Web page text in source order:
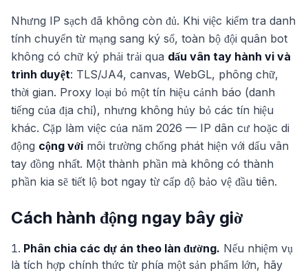
Nhưng IP sạch đã không còn đủ. Khi việc kiểm tra danh
tính chuyển từ mạng sang ký số, toàn bộ đội quân bot
không có chữ ký phải trải qua dấu vân tay hành vi và
trình duyệt: TLS/JA4, canvas, WebGL, phông chữ,
thời gian. Proxy loại bỏ một tín hiệu cảnh báo (danh
tiếng của địa chỉ), nhưng không hủy bỏ các tín hiệu
khác. Cặp làm việc của năm 2026 — IP dân cư hoặc di
động cộng với môi trường chống phát hiện với dấu vân
tay đồng nhất. Một thành phần mà không có thành
phần kia sẽ tiết lộ bot ngay từ cấp độ bảo vệ đầu tiên.
Cách hành động ngay bây giờ
Phân chia các dự án theo làn đường. Nếu nhiệm vụ
là tích hợp chính thức từ phía một sản phẩm lớn, hãy